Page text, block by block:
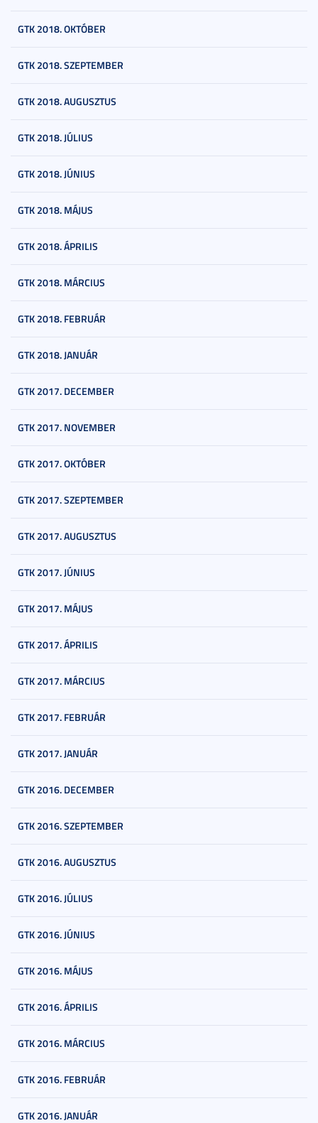
GTK 2018. OKTÓBER
GTK 2018. SZEPTEMBER
GTK 2018. AUGUSZTUS
GTK 2018. JÚLIUS
GTK 2018. JÚNIUS
GTK 2018. MÁJUS
GTK 2018. ÁPRILIS
GTK 2018. MÁRCIUS
GTK 2018. FEBRUÁR
GTK 2018. JANUÁR
GTK 2017. DECEMBER
GTK 2017. NOVEMBER
GTK 2017. OKTÓBER
GTK 2017. SZEPTEMBER
GTK 2017. AUGUSZTUS
GTK 2017. JÚNIUS
GTK 2017. MÁJUS
GTK 2017. ÁPRILIS
GTK 2017. MÁRCIUS
GTK 2017. FEBRUÁR
GTK 2017. JANUÁR
GTK 2016. DECEMBER
GTK 2016. SZEPTEMBER
GTK 2016. AUGUSZTUS
GTK 2016. JÚLIUS
GTK 2016. JÚNIUS
GTK 2016. MÁJUS
GTK 2016. ÁPRILIS
GTK 2016. MÁRCIUS
GTK 2016. FEBRUÁR
GTK 2016. JANUÁR